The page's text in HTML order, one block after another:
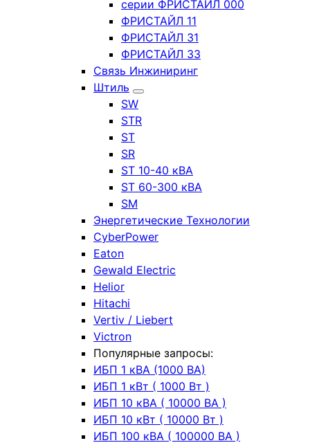
серии ФРИСТАЙЛ 000
ФРИСТАЙЛ 11
ФРИСТАЙЛ 31
ФРИСТАЙЛ 33
Связь Инжиниринг
Штиль
SW
STR
ST
SR
ST 10-40 кВА
ST 60-300 кВА
SM
Энергетические Технологии
CyberPower
Eaton
Gewald Electric
Helior
Hitachi
Vertiv / Liebert
Victron
Популярные запросы:
ИБП 1 кВА (1000 ВА)
ИБП 1 кВт ( 1000 Вт )
ИБП 10 кВА ( 10000 ВА )
ИБП 10 кВт ( 10000 Вт )
ИБП 100 кВА ( 100000 ВА )